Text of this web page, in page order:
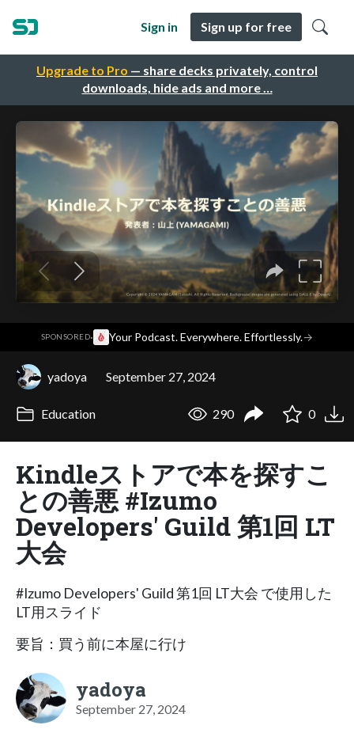
Upgrade to Pro — share decks privately, control
downloads, hide ads and more …
Sign in Sign up for free
SPONSORED· Your Podcast. Everywhere. Effortlessly.→
yadoya September 27, 2024
Education 290 0
Kindleストアで本を探すこ
との善悪 #Izumo
Developers' Guild 第1回 LT
大会
#Izumo Developers' Guild 第1回 LT大会 で使用した
LT用スライド
要旨：買う前に本屋に行け
yadoya
September 27, 2024